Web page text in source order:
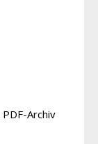
PDF-Archiv